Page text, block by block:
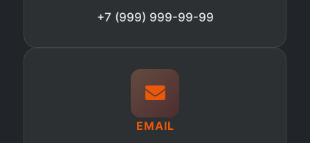
+7 (999) 999-99-99
EMAIL